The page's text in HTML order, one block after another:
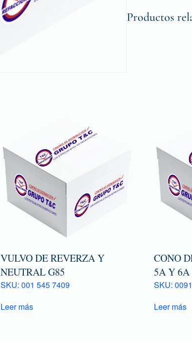
Productos
VULVO DE REVERZA Y
NEUTRAL G85
SKU: 001 545 7409
Leer más
CONO
5A Y 6A
SKU:
Leer más